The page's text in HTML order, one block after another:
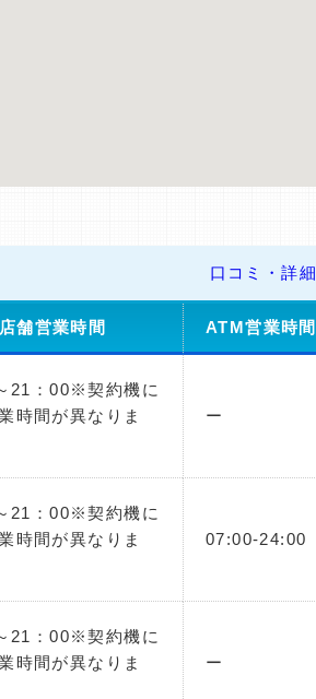
口コミ・詳細
店舗営業時間 ATM営業時間
21：00※契約機に
時間が異なりま
ー
21：00※契約機に
時間が異なりま
07:00-24:00
21：00※契約機に
時間が異なりま
ー